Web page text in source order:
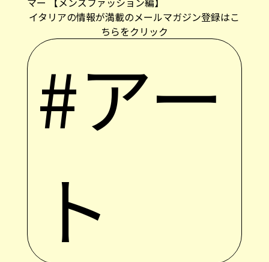
イタリアの情報が満載のメールマガジン登録はこ
ちらをクリック
#アー
ト